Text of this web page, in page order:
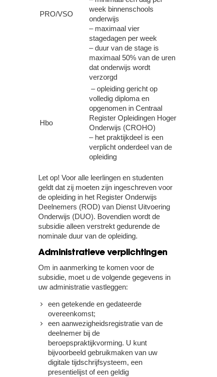
PRO/VSO
week binnenschools
onderwijs
– maximaal vier
stagedagen per week
– duur van de stage is
maximaal 50% van de uren
dat onderwijs wordt
verzorgd
Hbo
– opleiding gericht op
volledig diploma en
opgenomen in Centraal
Register Opleidingen Hoger
Onderwijs (CROHO)
– het praktijkdeel is een
verplicht onderdeel van de
opleiding
Let op! Voor alle leerlingen en studenten
geldt dat zij moeten zijn ingeschreven voor
de opleiding in het Register Onderwijs
Deelnemers (ROD) van Dienst Uitvoering
Onderwijs (DUO). Bovendien wordt de
subsidie alleen verstrekt gedurende de
nominale duur van de opleiding.
Administratieve verplichtingen
Om in aanmerking te komen voor de
subsidie, moet u de volgende gegevens in
uw administratie vastleggen:
een getekende en gedateerde
overeenkomst;
een aanwezigheidsregistratie van de
deelnemer bij de
beroepspraktijkvorming. U kunt
bijvoorbeeld gebruikmaken van uw
digitale tijdschrijfsysteem, een
presentielijst of een geldig